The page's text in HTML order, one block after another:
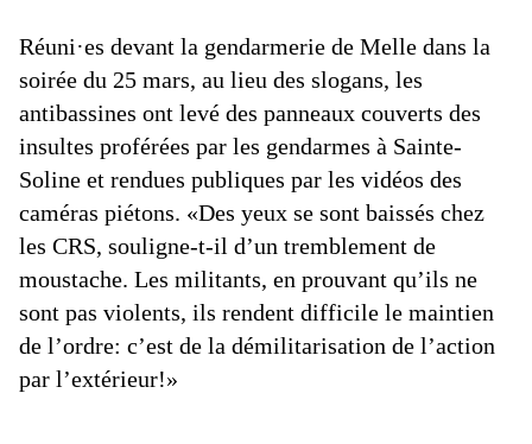
Réuni·es devant la gendarmerie de Melle dans la
soirée du 25 mars, au lieu des slogans, les
antibassines ont levé des panneaux couverts des
insultes proférées par les gendarmes à Sainte-
Soline et rendues publiques par les vidéos des
caméras piétons. «Des yeux se sont baissés chez
les CRS, souligne-t-il d’un tremblement de
moustache. Les militants, en prouvant qu’ils ne
sont pas violents, ils rendent difficile le maintien
de l’ordre: c’est de la démilitarisation de l’action
par l’extérieur!»